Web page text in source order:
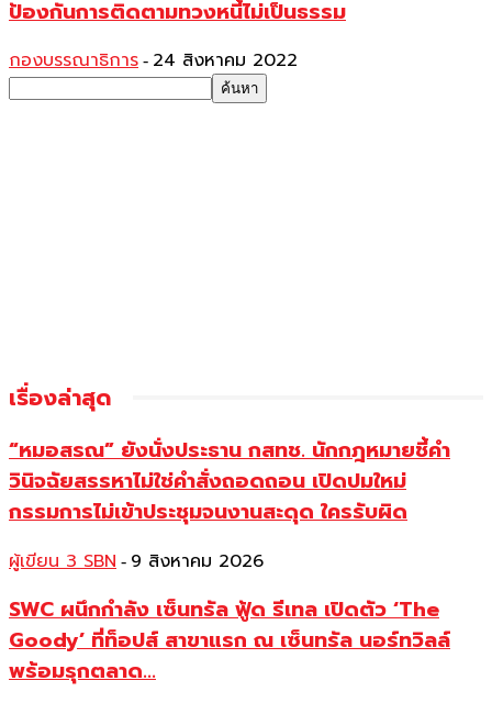
ป้องกันการติดตามทวงหนี้ไม่เป็นธรรม
กองบรรณาธิการ - 24 สิงหาคม 2022
เรื่องล่าสุด
“หมอสรณ” ยังนั่งประธาน กสทช. นักกฎหมายชี้คำ
วินิจฉัยสรรหาไม่ใช่คำสั่งถอดถอน เปิดปมใหม่
กรรมการไม่เข้าประชุมจนงานสะดุด ใครรับผิด
ผู้เขียน 3 SBN - 9 สิงหาคม 2026
SWC ผนึกกำลัง เซ็นทรัล ฟู้ด รีเทล เปิดตัว ‘The
Goody’ ที่ท็อปส์ สาขาแรก ณ เซ็นทรัล นอร์ทวิลล์
พร้อมรุกตลาด...